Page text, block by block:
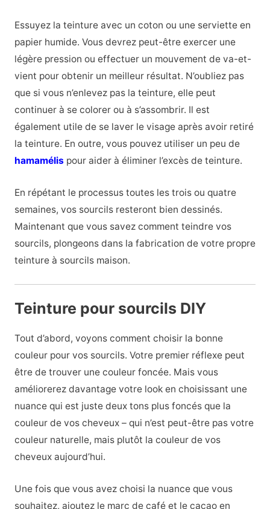
Essuyez la teinture avec un coton ou une serviette en
papier humide. Vous devrez peut-être exercer une
légère pression ou effectuer un mouvement de va-et-
vient pour obtenir un meilleur résultat. N’oubliez pas
que si vous n’enlevez pas la teinture, elle peut
continuer à se colorer ou à s’assombrir. Il est
également utile de se laver le visage après avoir retiré
la teinture. En outre, vous pouvez utiliser un peu de
hamamélispour aider à éliminer l’excès de teinture.
En répétant le processus toutes les trois ou quatre
semaines, vos sourcils resteront bien dessinés.
Maintenant que vous savez comment teindre vos
sourcils, plongeons dans la fabrication de votre propre
teinture à sourcils maison.
Teinture pour sourcils DIY
Tout d’abord, voyons comment choisir la bonne
couleur pour vos sourcils. Votre premier réflexe peut
être de trouver une couleur foncée. Mais vous
améliorerez davantage votre look en choisissant une
nuance qui est juste deux tons plus foncés que la
couleur de vos cheveux – qui n’est peut-être pas votre
couleur naturelle, mais plutôt la couleur de vos
cheveux aujourd’hui.
Une fois que vous avez choisi la nuance que vous
souhaitez, ajoutez le marc de café et le cacao en